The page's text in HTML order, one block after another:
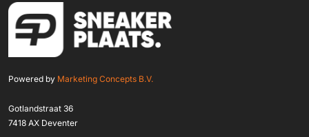
Powered by Marketing Concepts B.V.
Gotlandstraat 36
7418 AX Deventer